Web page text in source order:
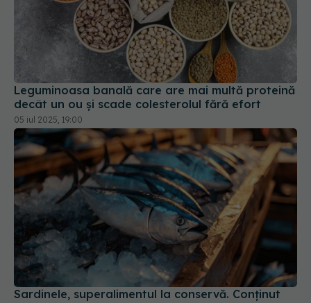
Leguminoasa banală care are mai multă proteină
decât un ou și scade colesterolul fără efort
05 iul 2025, 19:00
Sardinele, superalimentul la conservă. Conținut
ridicat de Omega-3